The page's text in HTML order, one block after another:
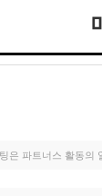
은 파트너스 활동의